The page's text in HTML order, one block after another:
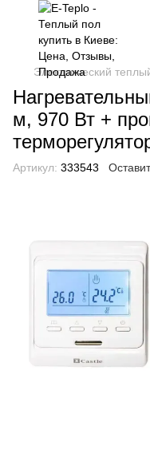
Электрический
м, 970 Вт +
Артикул: 333543